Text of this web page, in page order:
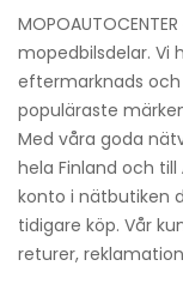
MOPOAUTOCENTER
mopedbilsdelar.
eftermarknads
populäraste
Med våra goda
hela Finland och till
konto i nätbutiken
tidigare köp. Vår
returer,